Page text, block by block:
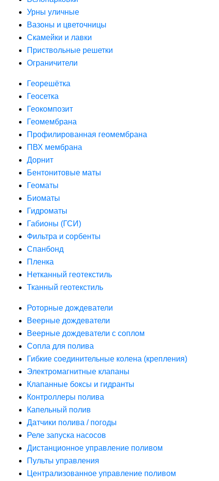
Урны уличные
Вазоны и цветочницы
Скамейки и лавки
Приствольные решетки
Ограничители
Георешётка
Геосетка
Геокомпозит
Геомембрана
Профилированная геомембрана
ПВХ мембрана
Дорнит
Бентонитовые маты
Геоматы
Биоматы
Гидроматы
Габионы (ГСИ)
Фильтра и сорбенты
Спанбонд
Пленка
Нетканный геотекстиль
Тканный геотекстиль
Роторные дождеватели
Веерные дождеватели
Веерные дождеватели с соплом
Сопла для полива
Гибкие соединительные колена (крепления)
Электромагнитные клапаны
Клапанные боксы и гидранты
Контроллеры полива
Капельный полив
Датчики полива / погоды
Реле запуска насосов
Дистанционное управление поливом
Пульты управления
Централизованное управление поливом